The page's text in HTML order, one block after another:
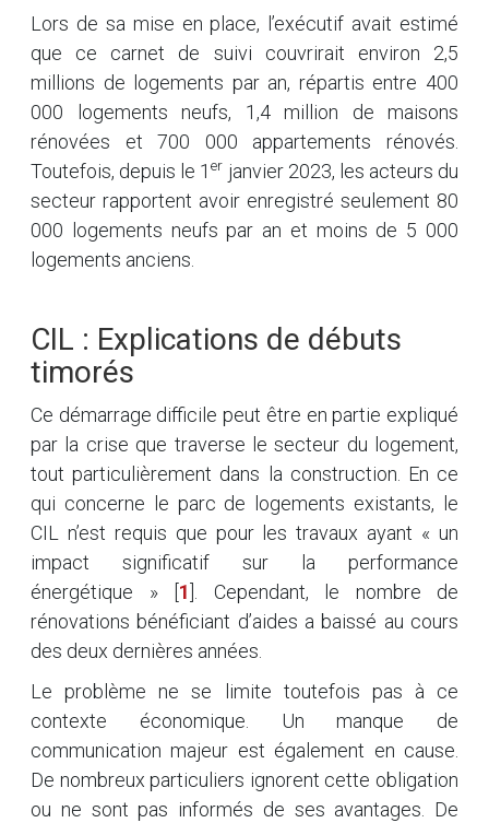
Lors de sa mise en place, l’exécutif avait estimé
que ce carnet de suivi couvrirait environ 2,5
millions de logements par an, répartis entre 400
000 logements neufs, 1,4 million de maisons
rénovées et 700 000 appartements rénovés.
Toutefois, depuis le 1er janvier 2023, les acteurs du
secteur rapportent avoir enregistré seulement 80
000 logements neufs par an et moins de 5 000
logements anciens.
CIL : Explications de débuts
timorés
Ce démarrage difficile peut être en partie expliqué
par la crise que traverse le secteur du logement,
tout particulièrement dans la construction. En ce
qui concerne le parc de logements existants, le
CIL n’est requis que pour les travaux ayant « un
impact significatif sur la performance
énergétique »[ 1
. Cependant, le nombre de
rénovations bénéficiant d’aides a baissé au cours
des deux dernières années.
Le problème ne se limite toutefois pas à ce
contexte économique. Un manque de
communication majeur est également en cause.
De nombreux particuliers ignorent cette obligation
ou ne sont pas informés de ses avantages. De